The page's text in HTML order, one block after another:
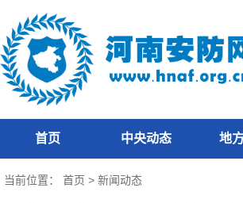
首页 中央动态 地
当前位置： 首页 > 新闻动态